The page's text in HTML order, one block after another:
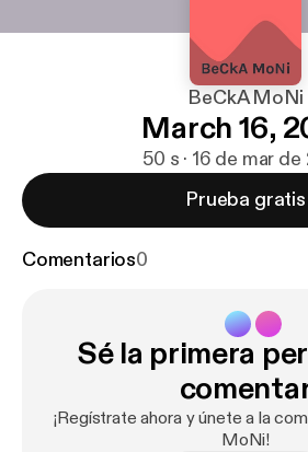
BeCkA MoNi
March 16,
50 s · 16 de mar de
Prueba gratis
Comentarios0
Sé la primera
¡Regístrate ahora y únete a la
MoNi!